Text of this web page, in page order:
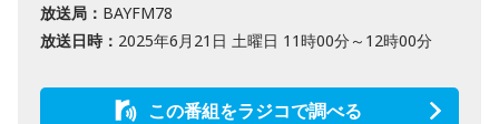
放送局： BAYFM78
放送日時： 2025年6月21日 土曜日 11時00分～12時00分
この番組をラジコで調べる